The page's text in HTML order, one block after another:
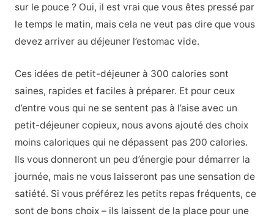
sur le pouce ? Oui, il est vrai que vous êtes pressé par
le temps le matin, mais cela ne veut pas dire que vous
devez arriver au déjeuner l’estomac vide.
Ces idées de petit-déjeuner à 300 calories sont
saines, rapides et faciles à préparer. Et pour ceux
d’entre vous qui ne se sentent pas à l’aise avec un
petit-déjeuner copieux, nous avons ajouté des choix
moins caloriques qui ne dépassent pas 200 calories.
Ils vous donneront un peu d’énergie pour démarrer la
journée, mais ne vous laisseront pas une sensation de
satiété. Si vous préférez les petits repas fréquents, ce
sont de bons choix – ils laissent de la place pour une